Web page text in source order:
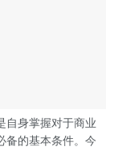
自身掌握对于商业
备的基本条件。今